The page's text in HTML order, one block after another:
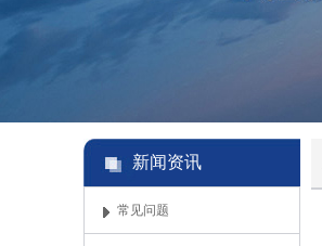
新闻资讯
常见问题